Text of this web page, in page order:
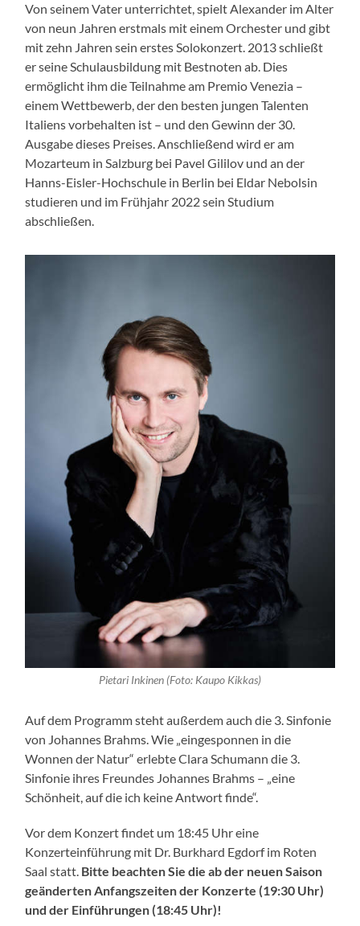
Von seinem Vater unterrichtet, spielt Alexander im Alter
von neun Jahren erstmals mit einem Orchester und gibt
mit zehn Jahren sein erstes Solokonzert. 2013 schließt
er seine Schulausbildung mit Bestnoten ab. Dies
ermöglicht ihm die Teilnahme am Premio Venezia –
einem Wettbewerb, der den besten jungen Talenten
Italiens vorbehalten ist – und den Gewinn der 30.
Ausgabe dieses Preises. Anschließend wird er am
Mozarteum in Salzburg bei Pavel Gililov und an der
Hanns-Eisler-Hochschule in Berlin bei Eldar Nebolsin
studieren und im Frühjahr 2022 sein Studium
abschließen.
Pietari Inkinen (Foto: Kaupo Kikkas)
Auf dem Programm steht außerdem auch die 3. Sinfonie
von Johannes Brahms. Wie „eingesponnen in die
Wonnen der Natur“ erlebte Clara Schumann die 3.
Sinfonie ihres Freundes Johannes Brahms – „eine
Schönheit, auf die ich keine Antwort finde“.
Vor dem Konzert findet um 18:45 Uhr eine
Konzerteinführung mit Dr. Burkhard Egdorf im Roten
Saal statt. Bitte beachten Sie die ab der neuen Saison
geänderten Anfangszeiten der Konzerte (19:30 Uhr)
und der Einführungen (18:45 Uhr)!